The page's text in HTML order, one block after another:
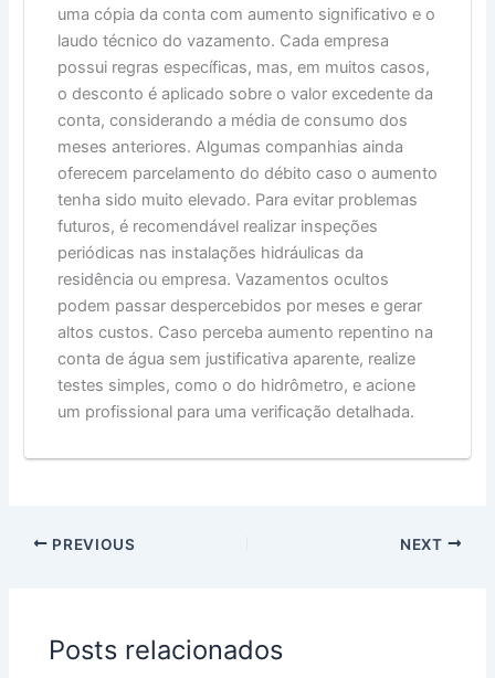
uma cópia da conta com aumento significativo e o
laudo técnico do vazamento. Cada empresa
possui regras específicas, mas, em muitos casos,
o desconto é aplicado sobre o valor excedente da
conta, considerando a média de consumo dos
meses anteriores. Algumas companhias ainda
oferecem parcelamento do débito caso o aumento
tenha sido muito elevado. Para evitar problemas
futuros, é recomendável realizar inspeções
periódicas nas instalações hidráulicas da
residência ou empresa. Vazamentos ocultos
podem passar despercebidos por meses e gerar
altos custos. Caso perceba aumento repentino na
conta de água sem justificativa aparente, realize
testes simples, como o do hidrômetro, e acione
um profissional para uma verificação detalhada.
PREVIOUS NEXT
Posts relacionados